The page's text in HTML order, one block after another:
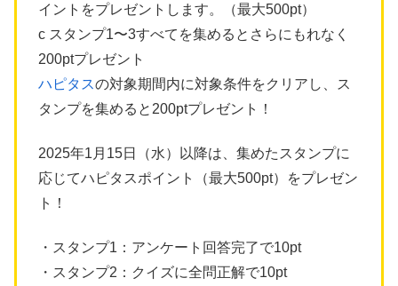
イントをプレゼントします。（最大500pt）
c スタンプ1〜3すべてを集めるとさらにもれなく
200ptプレゼント
ハピタスの対象期間内に対象条件をクリアし、ス
タンプを集めると200ptプレゼント！
2025年1月15日（水）以降は、集めたスタンプに
応じてハピタスポイント（最大500pt）をプレゼン
ト！
・スタンプ1：アンケート回答完了で10pt
・スタンプ2：クイズに全問正解で10pt